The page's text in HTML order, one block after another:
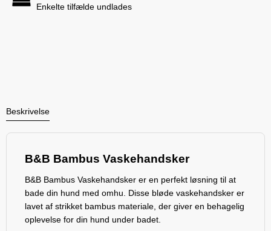
Enkelte tilfælde undlades
Beskrivelse
B&B Bambus Vaskehandsker
B&B Bambus Vaskehandsker er en perfekt løsning til at
bade din hund med omhu. Disse bløde vaskehandsker er
lavet af strikket bambus materiale, der giver en behagelig
oplevelse for din hund under badet.